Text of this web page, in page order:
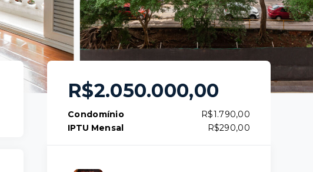
R$2.050.000,00
Condomínio
R$1.790,00
IPTU Mensal
R$290,00